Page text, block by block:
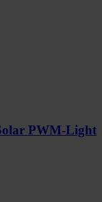
PWM-Light